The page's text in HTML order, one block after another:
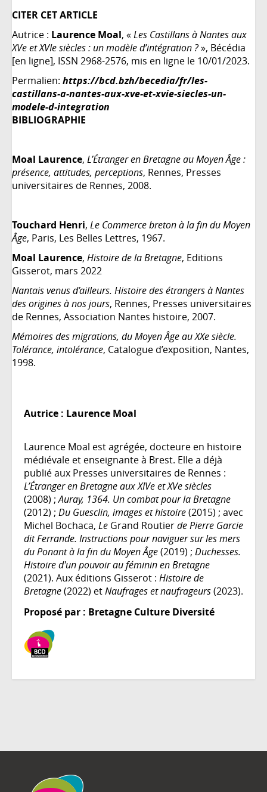
CITER CET ARTICLE
Autrice : Laurence Moal, «Les Castillans à Nantes aux
XVe et XVIe siècles : un modèle d’intégration ?», Bécédia
[en ligne], ISSN 2968-2576, mis en ligne le 10/01/2023.
Permalien: https://bcd.bzh/becedia/fr/les-
castillans-a-nantes-aux-xve-et-xvie-siecles-un-
modele-d-integration
BIBLIOGRAPHIE
Moal Laurence, L’Étranger en Bretagne au Moyen Âge :
présence, attitudes, perceptions, Rennes, Presses
universitaires de Rennes, 2008.
Touchard Henri, Le Commerce breton à la fin du Moyen
Âge, Paris, Les Belles Lettres, 1967.
Moal Laurence, Histoire de la Bretagne, Editions
Gisserot, mars 2022
Nantais venus d’ailleurs. Histoire des étrangers à Nantes
des origines à nos jours, Rennes, Presses universitaires
de Rennes, Association Nantes histoire, 2007.
Mémoires des migrations, du Moyen Âge au XXe siècle.
Tolérance, intolérance, Catalogue d’exposition, Nantes,
1998.
Autrice : Laurence Moal
Laurence Moal est agrégée, docteure en histoire
médiévale et enseignante à Brest. Elle a déjà
publié aux Presses universitaires de Rennes :
L’Étranger en Bretagne aux XIVe et XVe siècles
(2008) ;Auray, 1364. Un combat pour la Bretagne
(2012) ; Du Guesclin, images et histoire(2015) ; avec
Michel Bochaca, Le Grand Routierde Pierre Garcie
dit Ferrande. Instructions pour naviguer sur les mers
du Ponant à la fin du Moyen Âge(2019) ; Duchesses.
Histoire d'un pouvoir au féminin en Bretagne
(2021). Aux éditions Gisserot : Histoire de
Bretagne(2022) etNaufrages et naufrageurs(2023).
Proposé par : Bretagne Culture Diversité